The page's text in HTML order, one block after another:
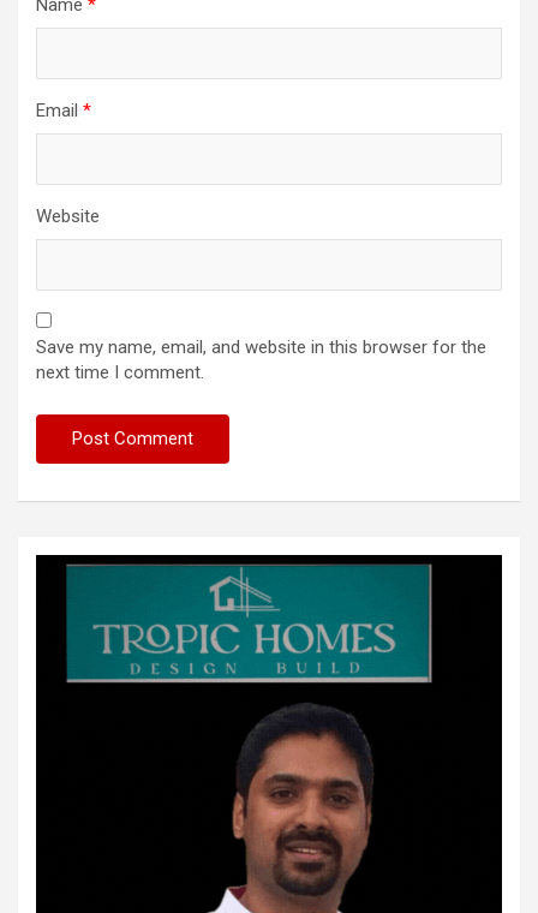
Email *
Website
Save my name, email, and website in this browser for the
next time I comment.